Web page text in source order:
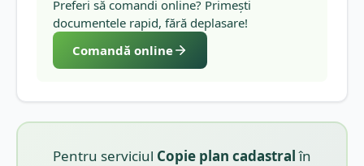
Preferi să comandi online? Primești
documentele rapid, fără deplasare!
Comandă online
Pentru serviciul Copie plan cadastralîn